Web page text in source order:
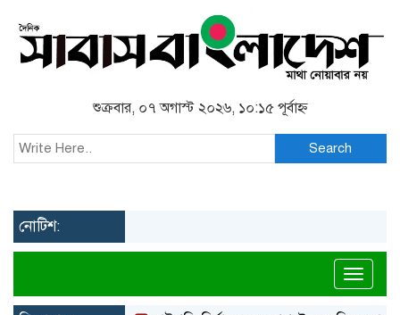
শুক্রবার, ০৭ অগাস্ট ২০২৬, ১০:১৫ পূর্বাহ্ন
Search
নোটিশ: